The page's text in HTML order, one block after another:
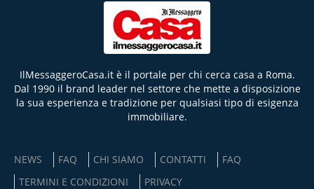
IlMessaggeroCasa.it è il portale per chi cerca casa a Roma.
Dal 1990 il brand leader nel settore che mette a disposizione
la sua esperienza e tradizione per qualsiasi tipo di esigenza
immobiliare.
NEWS FAQ CHI SIAMO CONTATTI
FAQ
TERMINI E CONDIZIONI
PRIVACY